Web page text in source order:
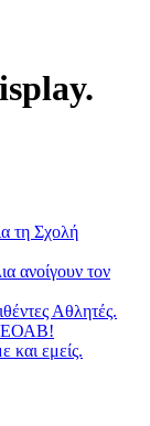
τη Σχολή
ανοίγουν τον
Αθλητές.
ΕΟΑΒ!
και εμείς.